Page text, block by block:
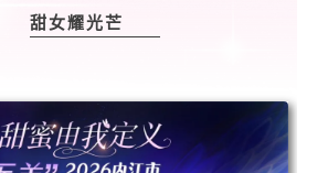
甜女耀光芒